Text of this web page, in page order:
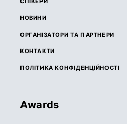
НОВИНИ
ОРГАНІЗАТОРИ ТА ПАРТНЕРИ
КОНТАКТИ
ПОЛІТИКА КОНФІДЕНЦІЙНОСТІ
Awards